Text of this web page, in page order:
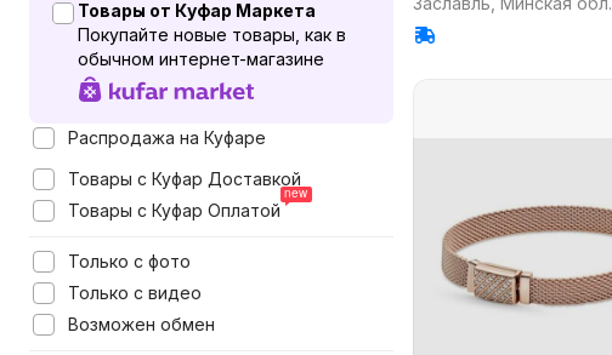
Товары от Куфар Маркета
Покупайте новые товары, как в
обычном интернет-магазине
Распродажа на Куфаре
Товары с Куфар Доставкой
Товары с Куфар Оплатой
Только с фото
Только с видео
Возможен обмен